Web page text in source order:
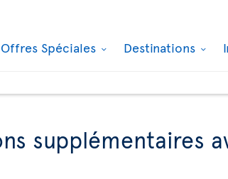
Offres Spéciales Destinations
supplémentaires